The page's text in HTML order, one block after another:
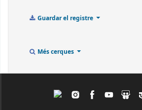
Guardar el registre
Més cerques